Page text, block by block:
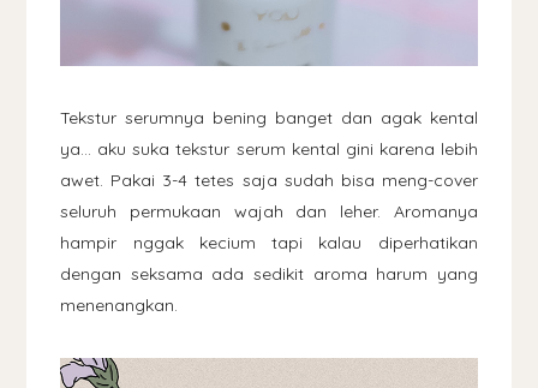
Tekstur serumnya bening banget dan agak kental
ya... aku suka tekstur serum kental gini karena lebih
awet. Pakai 3-4 tetes saja sudah bisa meng-cover
seluruh permukaan wajah dan leher. Aromanya
hampir nggak kecium tapi kalau diperhatikan
dengan seksama ada sedikit aroma harum yang
menenangkan.